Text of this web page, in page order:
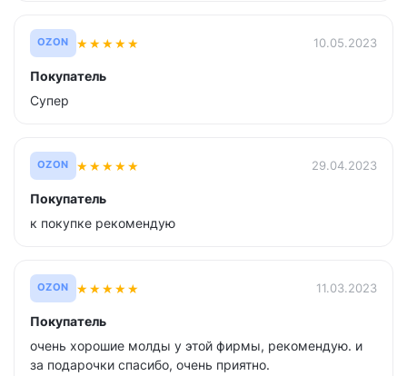
OZON ★★★★★ 10.05.2023
Покупатель
Супер
OZON ★★★★★ 29.04.2023
Покупатель
к покупке рекомендую
OZON ★★★★★ 11.03.2023
Покупатель
очень хорошие молды у этой фирмы, рекомендую. и
за подарочки спасибо, очень приятно.